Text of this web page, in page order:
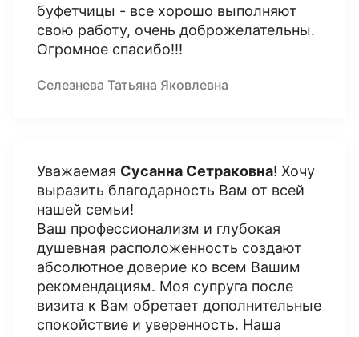
буфетчицы - все хорошо выполняют
свою работу, очень доброжелательны.
Огромное спасибо!!!
Селезнева Татьяна Яковлевна
Уважаемая Сусанна Сетраковна! Хочу
выразить благодарность Вам от всей
нашей семьи!
Ваш профессионализм и глубокая
душевная расположенность создают
абсолютное доверие ко всем Вашим
рекомендациям. Моя супруга после
визита к Вам обретает дополнительные
спокойствие и уверенность. Наша